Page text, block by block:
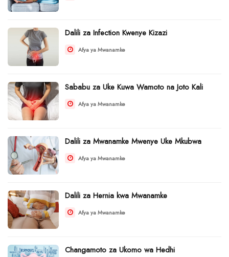
Dalili za Infection Kwenye Kizazi
Afya ya Mwanamke
Sababu za Uke Kuwa Wamoto na Joto Kali
Afya ya Mwanamke
Dalili za Mwanamke Mwenye Uke Mkubwa
Afya ya Mwanamke
Dalili za Hernia kwa Mwanamke
Afya ya Mwanamke
Changamoto za Ukomo wa Hedhi